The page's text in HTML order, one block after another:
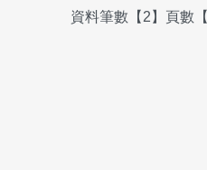
資料筆數【2】頁數【